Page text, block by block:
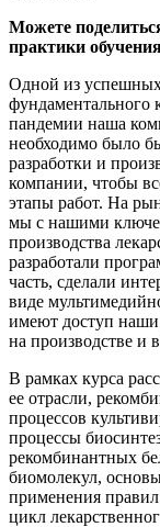
Можете
практики
Одной из успешных
фундаментального
пандемии наша
необходимо было
разработки и
компании, чтобы
этапы работ. На
мы с нашими
производства
разработали
часть, сделали
виде
имеют доступ наши
на производстве и
В рамках курса
ее отрасли,
процессов
процессы
рекомбинантных
биомолекул,
применения
цикл